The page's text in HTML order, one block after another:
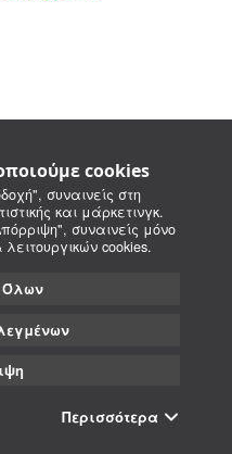
cookies
συναινείς στη
και μάρκετινγκ.
συναινείς μόνο
cookies.
Όλων
Περισσότερα